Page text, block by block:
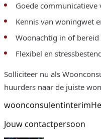
Goede communicatieve
Kennis van woningwet
Woonachtig in of
Flexibel en
Solliciteer nu als
huurders naar de juiste
woonconsulentinterim
Jouw contactpersoon